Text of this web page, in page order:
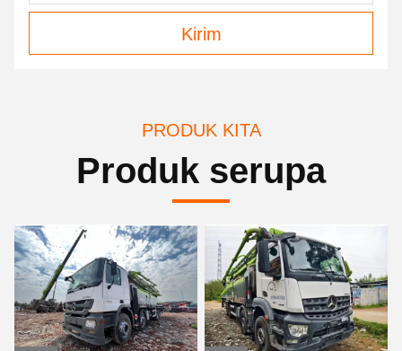
Kirim
PRODUK KITA
Produk serupa